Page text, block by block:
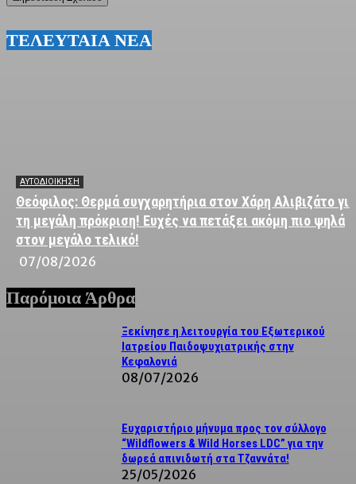
ΤΕΛΕΥΤΑΙΑ ΝΕΑ
ΑΥΤΟΔΙΟΙΚΗΣΗ
Θεόφιλος: Θερμά συγχαρητήρια στον Χάρη Αλιβιζάτο για
τη μεγάλη πρόκριση! Ευχές να πετάξει ακόμη πιο ψηλά
στον μεγάλο τελικό!
07/08/2026
Παρόμοια Άρθρα
Ξεκίνησε η λειτουργία του Εξωτερικού
Ιατρείου Παιδοψυχιατρικής στην
Κεφαλονιά
08/07/2026
Ευχαριστήριο μήνυμα προς τον σύλλογο
“Wildflowers & Wild Horses LDC” για την
δωρεά απινιδωτή στα Τζαννάτα!
25/05/2026